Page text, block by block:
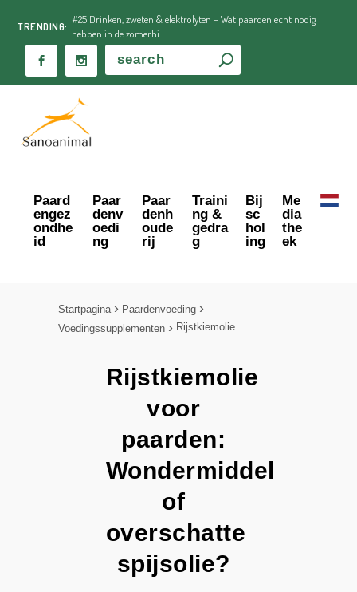
TRENDING:
#25 Drinken, zweten & elektrolyten – Wat paarden echt nodig
hebben in de zomerhi...
Paard
engez
ondhe
id
Paar
denv
oedi
ng
Paar
denh
oude
rij
Traini
ng &
gedra
g
Bij
sc
hol
ing
Me
dia
the
ek
Startpagina
Paardenvoeding
Voedingssupplementen
Rijstkiemolie
Rijstkiemolie
voor
paarden:
Wondermiddel
of
overschatte
spijsolie?